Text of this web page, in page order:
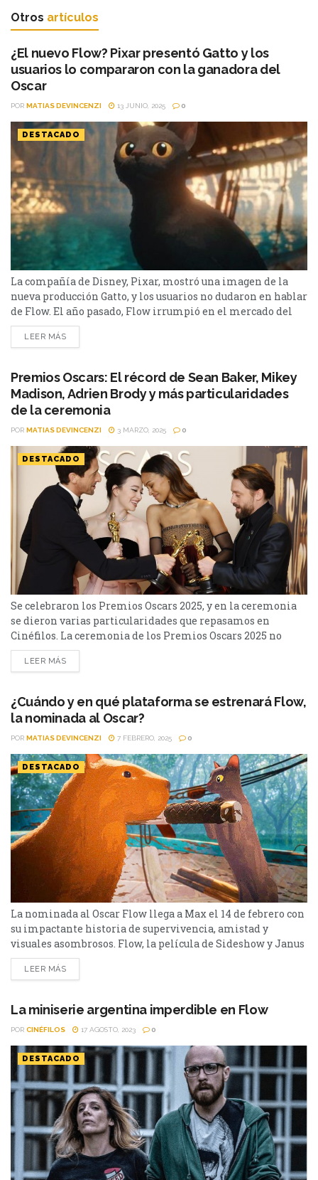
Otros artículos
¿El nuevo Flow? Pixar presentó Gatto y los
usuarios lo compararon con la ganadora del
Oscar
POR MATIAS DEVINCENZI 13 JUNIO, 2025 0
DESTACADO
La compañía de Disney, Pixar, mostró una imagen de la
nueva producción Gatto, y los usuarios no dudaron en hablar
de Flow. El año pasado, Flow irrumpió en el mercado del
séptimo arte. La película de animación independiente de
fantasía y aventuras, dirigida por Gints Zilbalodis, y escrita
película...
LEER MÁS
Premios Oscars: El récord de Sean Baker, Mikey
Madison, Adrien Brody y más particularidades
de la ceremonia
POR MATIAS DEVINCENZI 3 MARZO, 2025 0
DESTACADO
Se celebraron los Premios Oscars 2025, y en la ceremonia
se dieron varias particularidades que repasamos en
Cinéfilos. La ceremonia de los Premios Oscars 2025 no
vivió muchos inconvenientes. Dentro del speach de Conan
O’Brien, solo hubo un par de frases ácidas, por ejemplo con
el caso de Andrew Garfield y...
LEER MÁS
¿Cuándo y en qué plataforma se estrenará Flow,
la nominada al Oscar?
POR MATIAS DEVINCENZI 7 FEBRERO, 2025 0
DESTACADO
La nominada al Oscar Flow llega a Max el 14 de febrero con
su impactante historia de supervivencia, amistad y
visuales asombrosos. Flow, la película de Sideshow y Janus
Films nominada dos veces al Oscar, debutará en streaming
exclusivamente en Max en el próximo viernes 14 de
febrero. ¿De...
LEER MÁS
La miniserie argentina imperdible en Flow
POR CINÉFILOS 17 AGOSTO, 2023 0
DESTACADO